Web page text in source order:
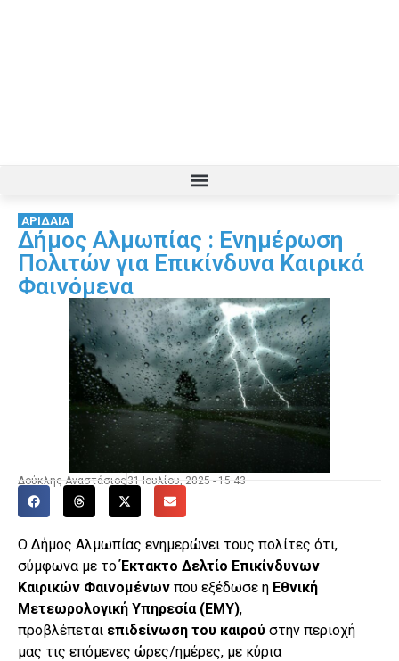
ΑΡΙΔΑΙΑ
Δήμος Αλμωπίας : Ενημέρωση
Πολιτών για Επικίνδυνα Καιρικά
Φαινόμενα
Δούκλης Αναστάσιος 31 Ιουλίου, 2025 - 15:43
Ο Δήμος Αλμωπίας ενημερώνει τους πολίτες ότι,
σύμφωνα με τοΈκτακτο Δελτίο Επικίνδυνων
Καιρικών Φαινομένων που εξέδωσε η Εθνική
Μετεωρολογική Υπηρεσία (ΕΜΥ),
προβλέπεται επιδείνωση του καιρού στην περιοχή
μας τις επόμενες ώρες/ημέρες, με κύρια